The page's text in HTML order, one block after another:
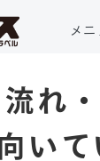
メ
れ
い